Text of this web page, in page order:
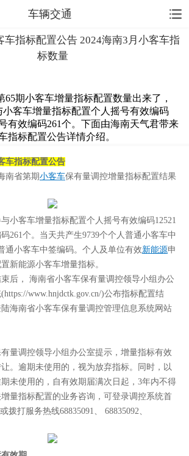
车辆交通
车指标配置公告 2024海南3月小客车指
标数量
65期小客车增量指标配置数量出来了，
小客车增量指标配置个人摇号有效编码
有效编码261个。下面由海南天气君带来
指标配置公告详情介绍。
车指标配置公告
南省第期小客车保有量调控增量指标配置结果
小客车增量指标配置个人摇号有效编码12521
261个。当天共产生9739个个人普通小客车中
通小客车中签编码。个人及单位有效新能源申
新能源小客车增量指标。
后， 海南省小客车保有量调控领导小组办公
www.hnjdctk.gov.cn/)公布指标配置结
海南省小客车保有量调控管理信息系统网站
量调控领导小组办公室提示，增量指标有效
。逾期未使用的，视为放弃指标。同时，以
未使用的，自有效期届满次日起，3年内不得
量指标配置的业务咨询，可登录调控系统首
拨打服务热线68835091、 68835092、